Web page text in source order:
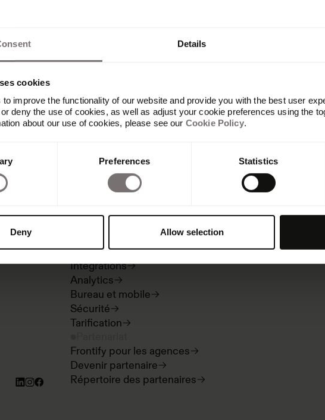
Details
cookies
improve the functionality of our website and provide you with the best user
deny the use of cookies, as well as adjust your cookie preferences using the
about our use of cookies, please see our Cookie Policy.
Preferences Statistics
Deny Allow selection
Vue d'ensemble
Built with Frontify
AI at Frontify
Digital asset management
Templates
Intégrations
Analytics
Bureau et mobile
Sécurité
Tarification
Frontify pour les agences
Devenir partenaire
Répertoire des partenaires